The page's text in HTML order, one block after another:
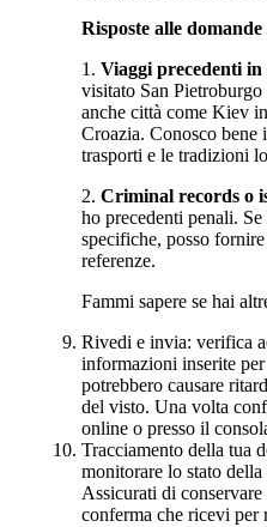
Risposte alle
1. Viaggi precedenti
visitato San
anche città come Kiev
Croazia. Conosco
trasporti e le tradizioni
2. Criminal records o
ho precedenti penali.
specifiche, posso
referenze.
Fammi sapere se hai
Rivedi e invia: verifica
informazioni inserite
potrebbero causare
del visto. Una volta
online o presso il
Tracciamento della tua
monitorare lo stato
Assicurati di
conferma che ricevi per